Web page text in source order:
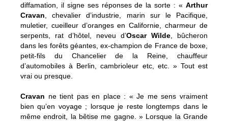
diffamation, il signe ses réponses de la sorte : « Arthur
Cravan , chevalier d’industrie, marin sur le Pacifique,
muletier, cueilleur d’oranges en Californie, charmeur de
serpents, rat d’hôtel, neveu d’Oscar Wilde , bûcheron
dans les forêts géantes, ex-champion de France de boxe,
petit-fils du Chancelier de la Reine, chauffeur
d’automobiles à Berlin, cambrioleur etc, etc. » Tout est
vrai ou presque.
Cravan ne tient pas en place : « Je me sens vraiment
bien qu’en voyage ; lorsque je reste longtemps dans le
même endroit, la bêtise me gagne. » Lorsque la Grande